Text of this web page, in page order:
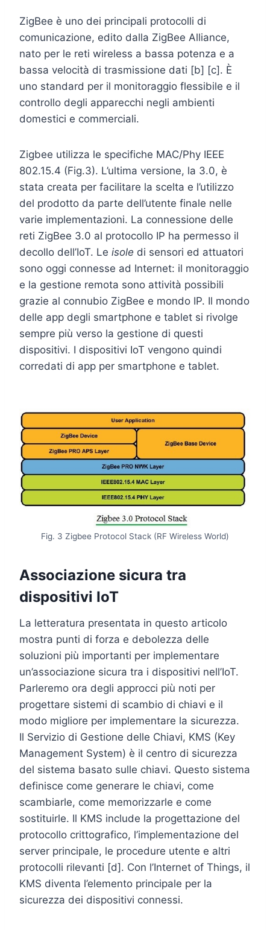
ZigBee è uno dei principali protocolli di
comunicazione, edito dalla ZigBee Alliance,
nato per le reti wireless a bassa potenza e a
bassa velocità di trasmissione dati [b] [c]. È
uno standard per il monitoraggio flessibile e il
controllo degli apparecchi negli ambienti
domestici e commerciali.
Zigbee utilizza le specifiche MAC/Phy IEEE
802.15.4 (Fig.3). L’ultima versione, la 3.0, è
stata creata per facilitare la scelta e l’utilizzo
del prodotto da parte dell’utente finale nelle
varie implementazioni. La connessione delle
reti ZigBee 3.0 al protocollo IP ha permesso il
decollo dell’IoT. Le isole di sensori ed attuatori
sono oggi connesse ad Internet: il monitoraggio
e la gestione remota sono attività possibili
grazie al connubio ZigBee e mondo IP. Il mondo
delle app degli smartphone e tablet si rivolge
sempre più verso la gestione di questi
dispositivi. I dispositivi IoT vengono quindi
corredati di app per smartphone e tablet.
Fig. 3 Zigbee Protocol Stack (RF Wireless World)
Associazione sicura tra
dispositivi IoT
La letteratura presentata in questo articolo
mostra punti di forza e debolezza delle
soluzioni più importanti per implementare
un’associazione sicura tra i dispositivi nell’​​IoT.
Parleremo ora degli approcci più noti per
progettare sistemi di scambio di chiavi e il
modo migliore per implementare la sicurezza.
Il Servizio di Gestione delle Chiavi, KMS (Key
Management System) è il centro di sicurezza
del sistema basato sulle chiavi. Questo sistema
definisce come generare le chiavi, come
scambiarle, come memorizzarle e come
sostituirle. Il KMS include la progettazione del
protocollo crittografico, l’implementazione del
server principale, le procedure utente e altri
protocolli rilevanti [d]. Con l’Internet of Things, il
KMS diventa l’elemento principale per la
sicurezza dei dispositivi connessi.